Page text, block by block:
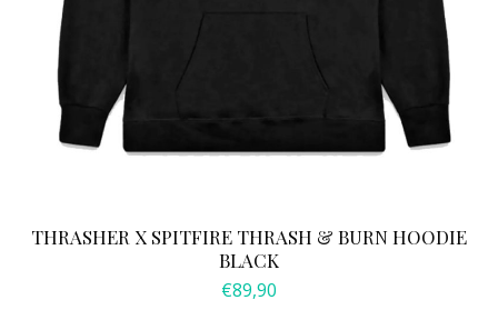
THRASHER X SPITFIRE THRASH & BURN HOODIE
BLACK
€89,90